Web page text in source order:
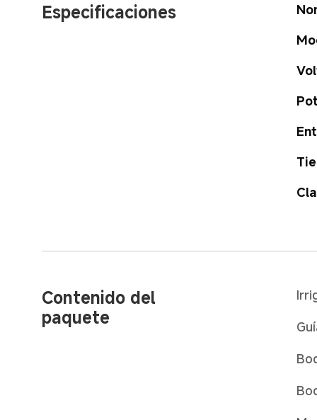
Especificaciones
Contenido del
paquete